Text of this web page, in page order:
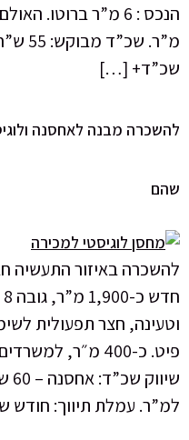
מ”ר. שכ”ד מבוקש: 55 ש”ח
ולוגיסטיקה באיזור
התעשיה חבל מודיעין
חדש כ-1,900
כ-400 מ״ר, למשרדים ואולם
תיווך: חודש שכ”ד+